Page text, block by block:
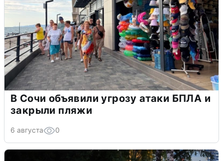
В Сочи объявили угрозу атаки БПЛА и
закрыли пляжи
6 августа 0